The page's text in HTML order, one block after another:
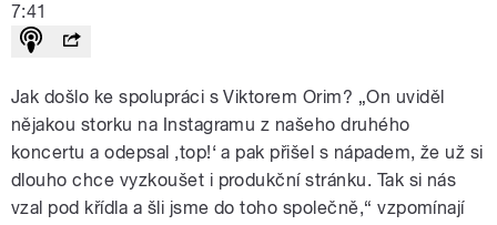
7:41
Jak došlo ke spolupráci s Viktorem Orim? „On uviděl
nějakou storku na Instagramu z našeho druhého
koncertu a odepsal ‚top!‘ a pak přišel s nápadem, že už si
dlouho chce vyzkoušet i produkční stránku. Tak si nás
vzal pod křídla a šli jsme do toho společně,“ vzpomínají